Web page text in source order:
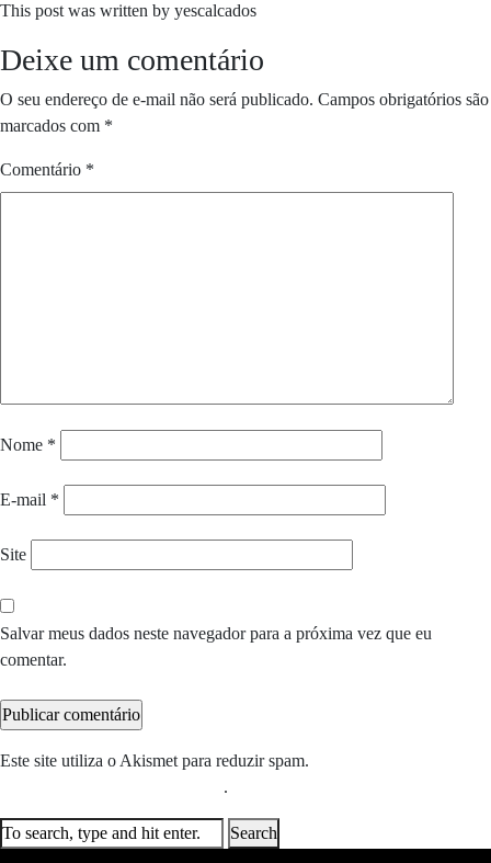
This post was written by yescalcados
Deixe um comentário
O seu endereço de e-mail não será publicado. Campos obrigatórios são
marcados com *
Comentário *
Nome *
E-mail *
Site
Salvar meus dados neste navegador para a próxima vez que eu
comentar.
Este site utiliza o Akismet para reduzir spam.
.
Search